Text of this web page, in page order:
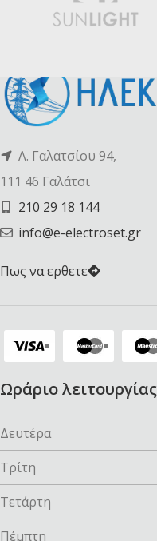
Λ. Γαλατσίου 94,
111 46 Γαλάτσι
210 29 18 144
info@e-electroset.gr
Πως να ερθετε
Ωράριο λειτουργίας
Δευτέρα
Τρίτη
Τετάρτη
Πέμπτη